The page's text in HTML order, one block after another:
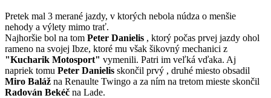
Pretek mal 3 merané jazdy, v ktorých nebola núdza o menšie
nehody a výlety mimo trať.
Najhoršie bol na tom Peter Danielis , ktorý počas prvej jazdy ohol
rameno na svojej Ibze, ktoré mu však šikovný mechanici z
"Kucharik Motosport" vymenili. Patri im veľká vďaka. Aj
napriek tomu Peter Danielis skončil prvý , druhé miesto obsadil
Miro Baláž na Renaulte Twingo a za ním na tretom mieste skončil
Radován Bekéč na Lade.